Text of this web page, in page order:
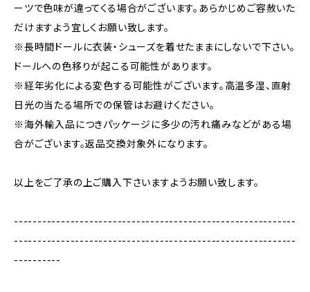
ーツで色味が違ってくる場合がございます。あらかじめご容赦いた
だけますよう宜しくお願い致します。
※長時間ドールに衣装・シューズを着せたままにしないで下さい。
ドールへの色移りが起こる可能性があります。
※経年劣化による変色する可能性がございます。高温多湿、直射
日光の当たる場所での保管はお避けください。
※海外輸入品につきパッケージに多少の汚れ痛みなどがある場
合がございます。返品交換対象外になります。
以上をご了承の上ご購入下さいますようお願い致します。
------------------------------------------------------------
------------------------------------------------------------
----------